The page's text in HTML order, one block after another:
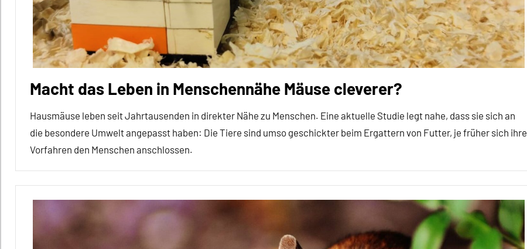
Sozialverhalten
Wirbeltiere
Macht das Leben in Menschennähe Mäuse cleverer?
Hausmäuse leben seit Jahrtausenden in direkter Nähe zu Menschen. Eine aktuelle Studie legt nahe, dass sie sich an
die besondere Umwelt angepasst haben: Die Tiere sind umso geschickter beim Ergattern von Futter, je früher sich ihre
Vorfahren den Menschen anschlossen.
Alle